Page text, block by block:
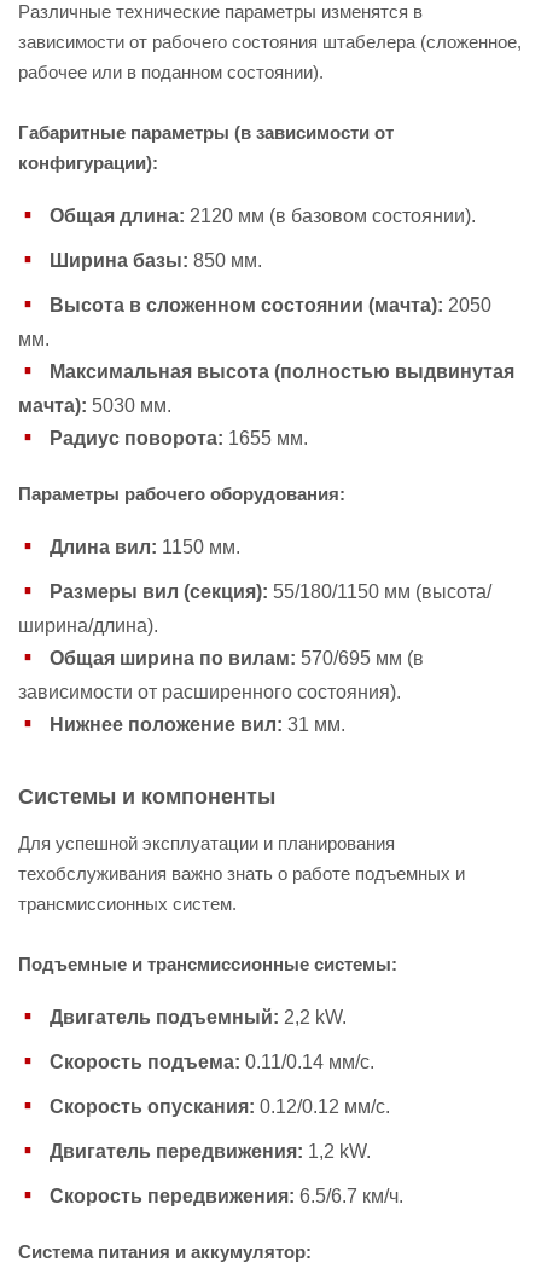
Различные технические параметры изменятся в
зависимости от рабочего состояния штабелера (сложенное,
рабочее или в поданном состоянии).
Габаритные параметры (в зависимости от
конфигурации):
Общая длина: 2120 мм (в базовом состоянии).
Ширина базы: 850 мм.
Высота в сложенном состоянии (мачта): 2050
мм.
Максимальная высота (полностью выдвинутая
мачта): 5030 мм.
Радиус поворота: 1655 мм.
Параметры рабочего оборудования:
Длина вил: 1150 мм.
Размеры вил (секция): 55/180/1150 мм (высота/
ширина/длина).
Общая ширина по вилам: 570/695 мм (в
зависимости от расширенного состояния).
Нижнее положение вил: 31 мм.
Системы и компоненты
Для успешной эксплуатации и планирования
техобслуживания важно знать о работе подъемных и
трансмиссионных систем.
Подъемные и трансмиссионные системы:
Двигатель подъемный: 2,2 kW.
Скорость подъема: 0.11/0.14 мм/с.
Скорость опускания: 0.12/0.12 мм/с.
Двигатель передвижения: 1,2 kW.
Скорость передвижения: 6.5/6.7 км/ч.
Система питания и аккумулятор: